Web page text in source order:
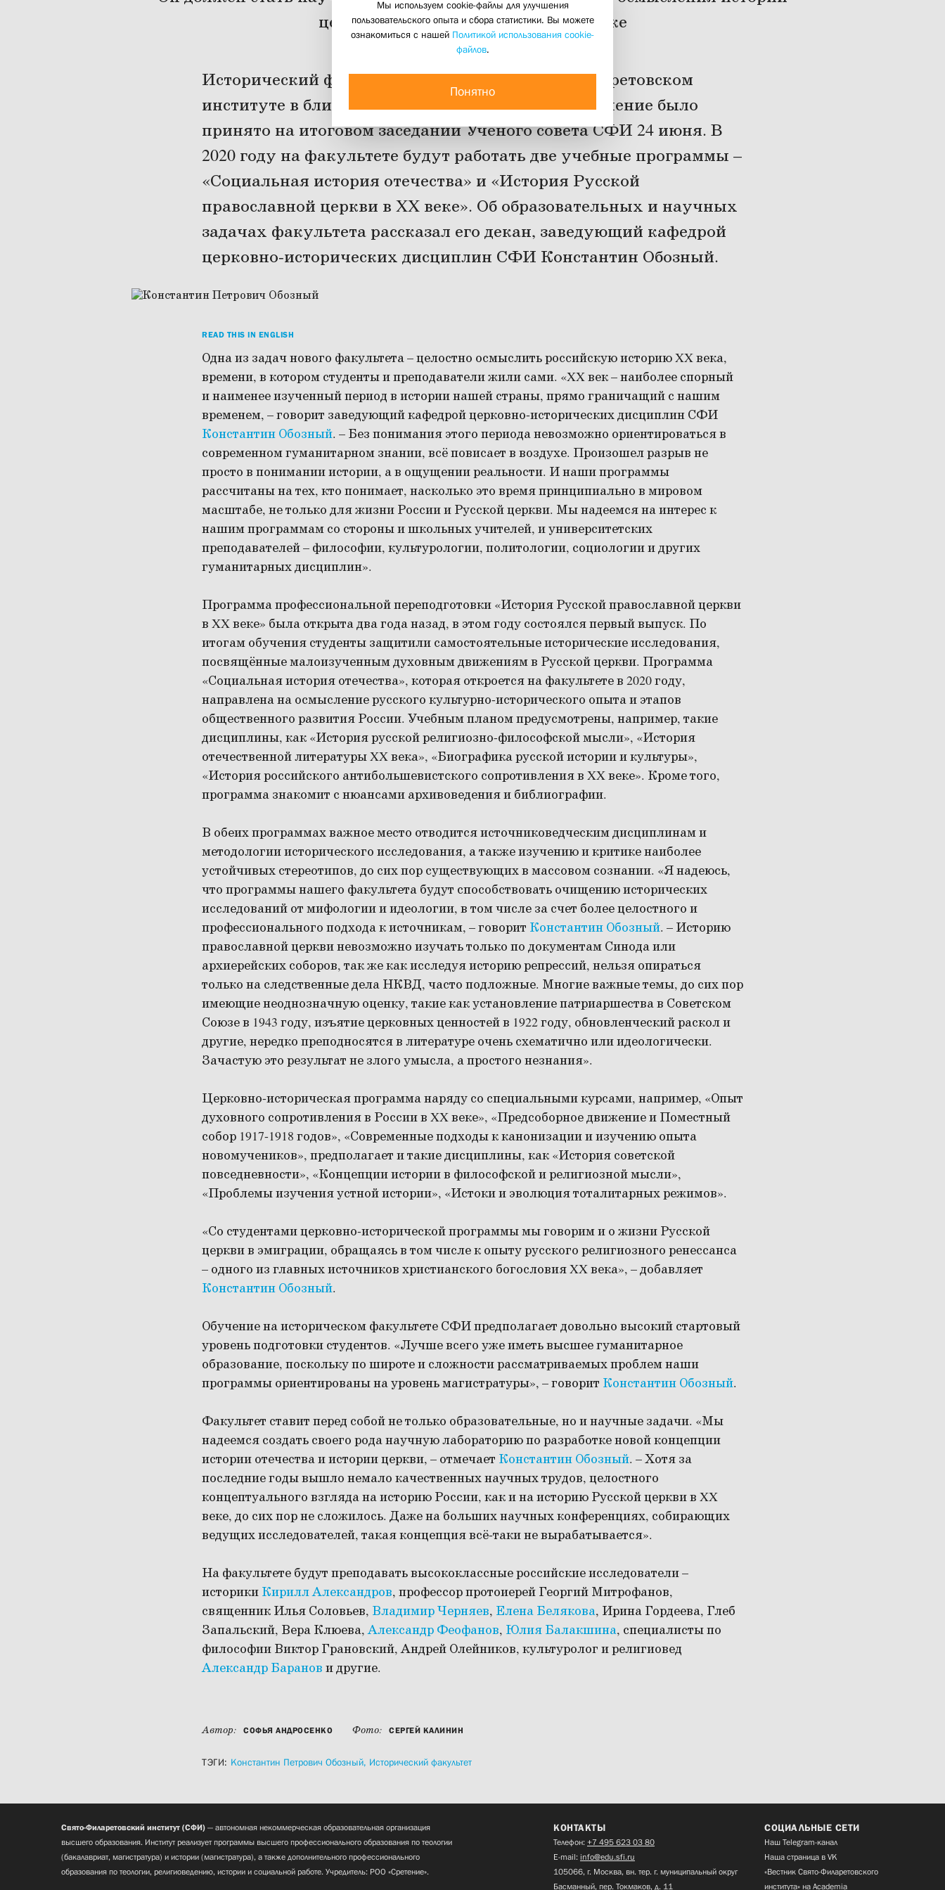
церкви и общества в России в XX веке
24 июня 2019
Исторический факультет откроется в Свято-Филаретовском
институте в ближайшем учебном году – такое решение было
принято на итоговом заседании Учёного совета СФИ 24 июня. В
2020 году на факультете будут работать две учебные программы –
«Социальная история отечества» и «История Русской
православной церкви в XX веке». Об образовательных и научных
задачах факультета рассказал его декан, заведующий кафедрой
церковно-исторических дисциплин СФИ Константин Обозный.
READ THIS IN ENGLISH
Одна из задач нового факультета – целостно осмыслить российскую историю XX века,
времени, в котором студенты и преподаватели жили сами. «XX век – наиболее спорный
и наименее изученный период в истории нашей страны, прямо граничащий с нашим
временем, – говорит заведующий кафедрой церковно-исторических дисциплин СФИ
Константин Обозный. – Без понимания этого периода невозможно ориентироваться в
современном гуманитарном знании, всё повисает в воздухе. Произошел разрыв не
просто в понимании истории, а в ощущении реальности. И наши программы
рассчитаны на тех, кто понимает, насколько это время принципиально в мировом
масштабе, не только для жизни России и Русской церкви. Мы надеемся на интерес к
нашим программам со стороны и школьных учителей, и университетских
преподавателей – философии, культурологии, политологии, социологии и других
гуманитарных дисциплин».
Программа профессиональной переподготовки «История Русской православной церкви
в XX веке» была открыта два года назад, в этом году состоялся первый выпуск. По
итогам обучения студенты защитили самостоятельные исторические исследования,
посвящённые малоизученным духовным движениям в Русской церкви. Программа
«Социальная история отечества», которая откроется на факультете в 2020 году,
направлена на осмысление русского культурно-исторического опыта и этапов
общественного развития России. Учебным планом предусмотрены, например, такие
дисциплины, как «История русской религиозно-философской мысли», «История
отечественной литературы XX века», «Биографика русской истории и культуры»,
«История российского антибольшевистского сопротивления в XX веке». Кроме того,
программа знакомит с нюансами архивоведения и библиографии.
В обеих программах важное место отводится источниковедческим дисциплинам и
методологии исторического исследования, а также изучению и критике наиболее
устойчивых стереотипов, до сих пор существующих в массовом сознании. «Я надеюсь,
что программы нашего факультета будут способствовать очищению исторических
исследований от мифологии и идеологии, в том числе за счет более целостного и
профессионального подхода к источникам, – говорит Константин Обозный. – Историю
православной церкви невозможно изучать только по документам Синода или
архиерейских соборов, так же как исследуя историю репрессий, нельзя опираться
только на следственные дела НКВД, часто подложные. Многие важные темы, до сих пор
имеющие неоднозначную оценку, такие как установление патриаршества в Советском
Союзе в 1943 году, изъятие церковных ценностей в 1922 году, обновленческий раскол и
другие, нередко преподносятся в литературе очень схематично или идеологически.
Зачастую это результат не злого умысла, а простого незнания».
Церковно-историческая программа наряду со специальными курсами, например, «Опыт
духовного сопротивления в России в XX веке», «Предсоборное движение и Поместный
собор 1917-1918 годов», «Современные подходы к канонизации и изучению опыта
новомучеников», предполагает и такие дисциплины, как «История советской
повседневности», «Концепции истории в философской и религиозной мысли»,
«Проблемы изучения устной истории», «Истоки и эволюция тоталитарных режимов».
«Со студентами церковно-исторической программы мы говорим и о жизни Русской
церкви в эмиграции, обращаясь в том числе к опыту русского религиозного ренессанса
– одного из главных источников христианского богословия XX века», – добавляет
Константин Обозный.
Обучение на историческом факультете СФИ предполагает довольно высокий стартовый
уровень подготовки студентов. «Лучше всего уже иметь высшее гуманитарное
образование, поскольку по широте и сложности рассматриваемых проблем наши
программы ориентированы на уровень магистратуры», – говорит Константин Обозный.
Факультет ставит перед собой не только образовательные, но и научные задачи. «Мы
надеемся создать своего рода научную лабораторию по разработке новой концепции
истории отечества и истории церкви, – отмечает Константин Обозный. – Хотя за
последние годы вышло немало качественных научных трудов, целостного
концептуального взгляда на историю России, как и на историю Русской церкви в XX
веке, до сих пор не сложилось. Даже на больших научных конференциях, собирающих
ведущих исследователей, такая концепция всё-таки не вырабатывается».
На факультете будут преподавать высококлассные российские исследователи –
историки Кирилл Александров, профессор протоиерей Георгий Митрофанов,
священник Илья Соловьев, Владимир Черняев, Елена Белякова, Ирина Гордеева, Глеб
Запальский, Вера Клюева,Александр Феофанов, Юлия Балакшина, специалисты по
философии Виктор Грановский, Андрей Олейников, культуролог и религиовед
Александр Баранов и другие.
Автор: СОФЬЯ АНДРОСЕНКО Фото: СЕРГЕЙ КАЛИНИН
ТЭГИ: Константин Петрович Обозный, Исторический факультет
Мы используем cookie-файлы для улучшения
пользовательского опыта и сбора статистики. Вы можете
ознакомиться с нашей Политикой использования cookie-
файлов.
Понятно
Свято-Филаретовский институт (СФИ) — автономная некоммерческая образовательная организация
высшего образования. Институт реализует программы высшего профессионального образования по теологии
(бакалавриат, магистратура) и истории (магистратура), а также дополнительного профессионального
образования по теологии, религиоведению, истории и социальной работе. Учредитель: РОО «Сретение».
КОНТАКТЫ
Телефон: +7 495 623 03 80
E-mail: info@edu.sfi.ru
105066, г. Москва, вн. тер. г. муниципальный округ
Басманный, пер. Токмаков, д. 11
СОЦИАЛЬНЫЕ СЕТИ
Наш Telegram-канал
Наша страница в VK
«Вестник Свято-Филаретовского
института» на Academia